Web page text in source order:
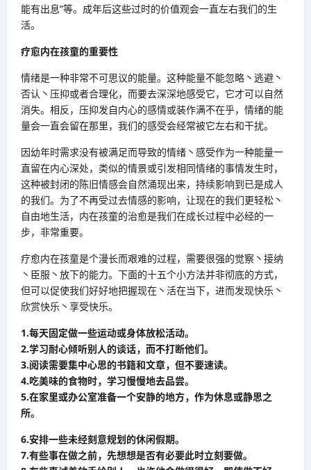
能有出息”等。成年后这些过时的价值观会一直左右我们的生
活。
疗愈内在孩童的重要性
情绪是一种非常不可思议的能量。这种能量不能忽略丶逃避丶
否认丶压抑或者合理化，而要去深深地感受它，它才可以自然
消失。相反，压抑发自内心的感情或装作满不在乎，情绪的能
量会一直会留在那里，我们的感受会经常被它左右和干扰。
因幼年时需求没有被满足而导致的情绪丶感受作为一种能量一
直留在内心深处，类似的情景或引发相同情绪的事情发生时，
这种被封闭的陈旧情感会自然涌现出来，持续影响到已是成人
的我们。为了不再受过去情感的影响，让现在的我们更轻松丶
自由地生活，内在孩童的治愈是我们在成长过程中必经的一
步，非常重要。
疗愈内在孩童是个漫长而艰难的过程，需要很强的觉察丶接纳
丶臣服丶放下的能力。下面的十五个小方法并非彻底的方式，
但可以促使我们好好地把握现在丶活在当下，进而发现快乐丶
欣赏快乐丶享受快乐。
1.每天固定做一些运动或身体放松活动。
2.学习耐心倾听别人的谈话，而不打断他们。
3.阅读需要集中心思的书籍和文章，但不要速读。
4.吃美味的食物时，学习慢慢地去品尝。
5.在家里或办公室准备一个安静的地方，作为休息或静思之
所。
6.安排一些未经刻意规划的休闲假期。
7.有些事在做之前，先想想是否有必要此时立刻要做。